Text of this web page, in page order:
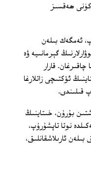
ھەقسىز
ئەمگەك بىلەن
گېرمانىيە ۋە
قارار
ئۆكتىچى زاتلارغا
قىلىندى.
بۇرۇن، خىتاينىڭ
نوتا تاپشۇرۇپ،
ئارىلاشقانلىق،